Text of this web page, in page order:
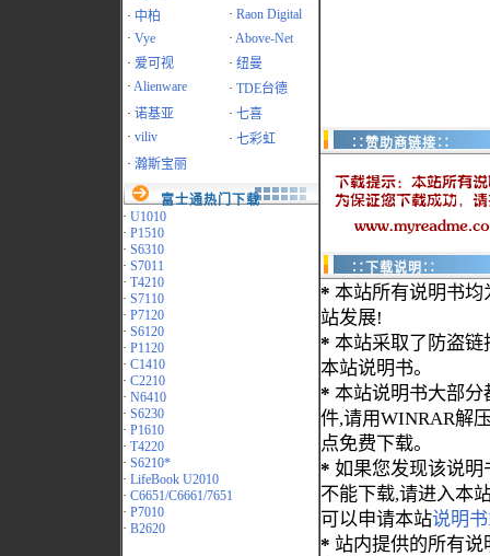
· 中柏 · Raon Digital
· Vye · Above-Net
· 爱可视 · 纽曼
· Alienware · TDE台德
· 诺基亚 · 七喜
· viliv · 七彩虹
· 瀚斯宝丽
富士通热门下载
· U1010
· P1510
· S6310
· S7011
· T4210
· S7110
· P7120
· S6120
· P1120
· C1410
· C2210
· N6410
· S6230
· P1610
· T4220
· S6210*
· LifeBook U2010
· C6651/C6661/7651
· P7010
· B2620
∷赞助商链接∷
∷下载说明∷
* 本站所有说明书均
站发展!
* 本站采取了防盗链
本站说明书。
* 本站说明书大部分
件,请用WINRAR解
点免费下载。
* 如果您发现该说明
不能下载,请进入本
可以申请本站说明
* 站内提供的所有